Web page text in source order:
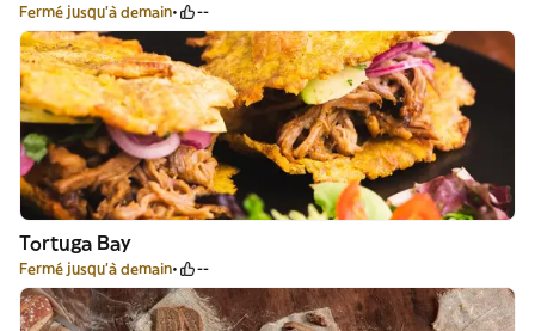
Fermé jusqu'à demain --
Tortuga Bay
Fermé jusqu'à demain --